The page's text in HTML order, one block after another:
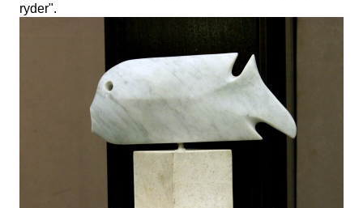
ryder".